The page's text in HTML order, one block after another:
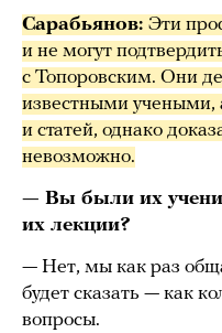
Сарабьянов: Эти
и не могут
с Топоровским. Они
известными учеными,
и статей, однако
невозможно.
— Вы были их
их лекции?
— Нет, мы как раз
будет сказать — как
вопросы.